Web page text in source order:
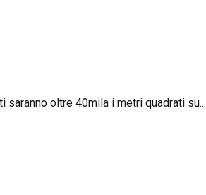
oltre 40mila i metri quadrati su...